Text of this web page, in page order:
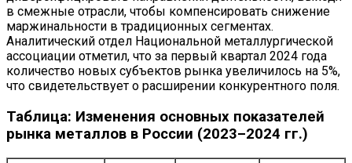
в смежные отрасли, чтобы компенсировать снижение
маржинальности в традиционных сегментах.
Аналитический отдел Национальной металлургической
ассоциации отметил, что за первый квартал 2024 года
количество новых субъектов рынка увеличилось на 5%,
что свидетельствует о расширении конкурентного поля.
Таблица: Изменения основных показателей
рынка металлов в России (2023–2024 гг.)